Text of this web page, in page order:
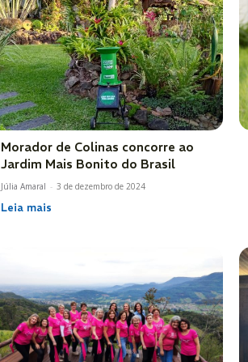
Morador de Colinas concorre ao
Jardim Mais Bonito do Brasil
Júlia Amaral - 3 de dezembro de 2024
Leia mais